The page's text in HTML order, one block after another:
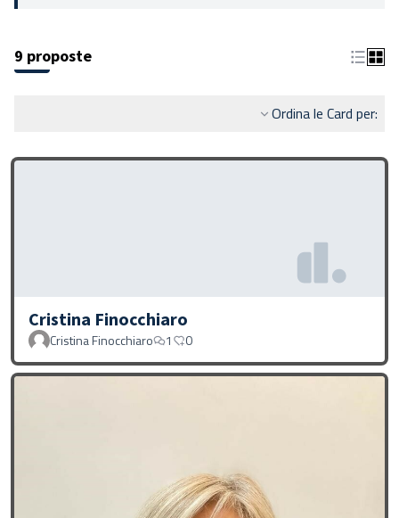
9 proposte
Ordina le Card per:
Cristina Finocchiaro
Cristina Finocchiaro 1 0